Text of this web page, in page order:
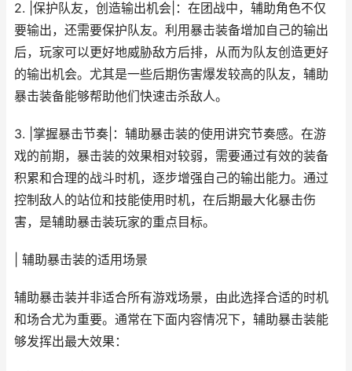
2. |保护队友，创造输出机会|：在团战中，辅助角色不仅
要输出，还需要保护队友。利用暴击装备增加自己的输出
后，玩家可以更好地威胁敌方后排，从而为队友创造更好
的输出机会。尤其是一些后期伤害爆发较高的队友，辅助
暴击装备能够帮助他们快速击杀敌人。
3. |掌握暴击节奏|：辅助暴击装的使用讲究节奏感。在游
戏的前期，暴击装的效果相对较弱，需要通过有效的装备
积累和合理的战斗时机，逐步增强自己的输出能力。通过
控制敌人的站位和技能使用时机，在后期最大化暴击伤
害，是辅助暴击装玩家的重点目标。
| 辅助暴击装的适用场景
辅助暴击装并非适合所有游戏场景，由此选择合适的时机
和场合尤为重要。通常在下面内容情况下，辅助暴击装能
够发挥出最大效果：